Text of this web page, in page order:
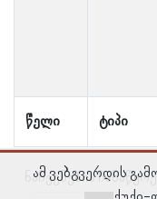
წელი ტიპი
ნაჩვენებია
ამ ვებგვერდის